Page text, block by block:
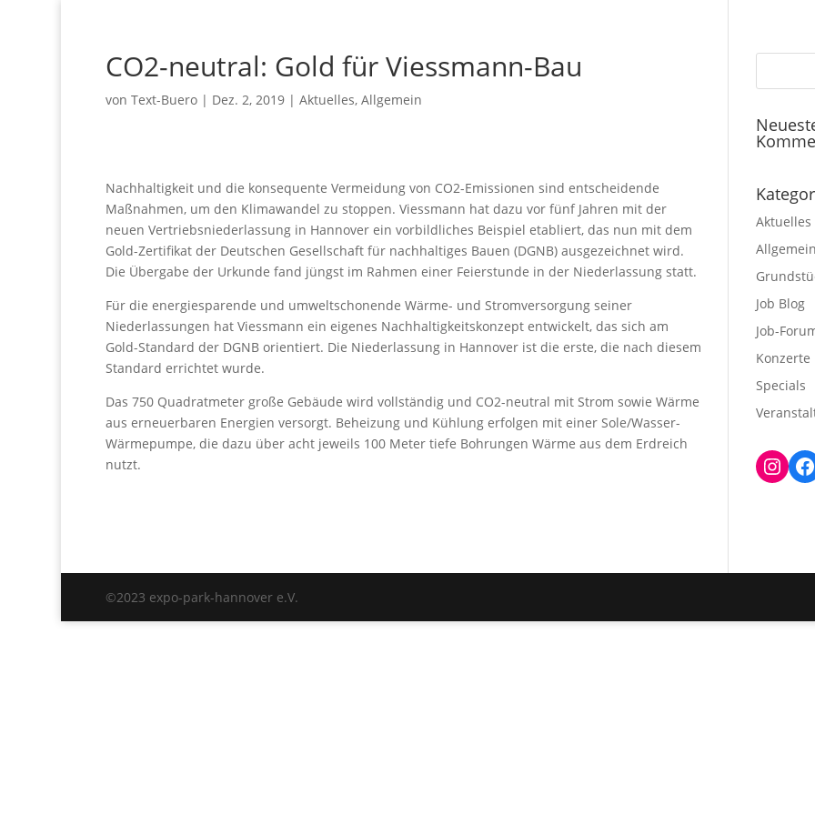
CO2-neutral: Gold für Viessmann-Bau
vonText-Buero | Dez. 2, 2019 |Aktuelles,Allgemein
Nachhaltigkeit und die konsequente Vermeidung von CO​2​-Emissionen sind entscheidende
Maßnahmen, um den Klimawandel zu stoppen. Viessmann hat dazu vor fünf Jahren mit der
neuen Vertriebsniederlassung in Hannover ein vorbildliches Beispiel etabliert, das nun mit dem
Gold-Zertifikat der Deutschen Gesellschaft für nachhaltiges Bauen (DGNB) ausgezeichnet wird.
Die Übergabe der Urkunde fand jüngst im Rahmen einer Feierstunde in der Niederlassung statt.
Für die energiesparende und umweltschonende Wärme- und Stromversorgung seiner
Niederlassungen hat Viessmann ein eigenes Nachhaltigkeitskonzept entwickelt, das sich am
Gold-Standard der DGNB orientiert. Die Niederlassung in Hannover ist die erste, die nach diesem
Standard errichtet wurde.
Das 750 Quadratmeter große Gebäude wird vollständig und CO​2​-neutral mit Strom sowie Wärme
aus erneuerbaren Energien versorgt. Beheizung und Kühlung erfolgen mit einer Sole/Wasser-
Wärmepumpe, die dazu über acht jeweils 100 Meter tiefe Bohrungen Wärme aus dem Erdreich
nutzt.
Aktuelles
Allgemein
Job Blog
Job-
Konzerte
Specials
©2023 expo-park-hannover e.V.